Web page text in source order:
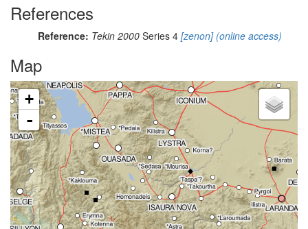
References
Reference: Tekin 2000 Series 4 [zenon](online access)
Map
+
-